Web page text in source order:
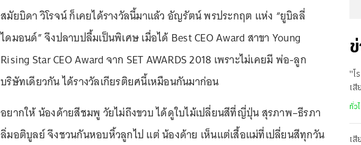
สมัยบิดา วิโรจน์ ก็เคยได้รางวัลนี้มาแล้ว อัญรัตน์ พรประกฤต แห่ง “ยูบิลลี่
ไดมอนด์” จึงปลาบปลื้มเป็นพิเศษ เมื่อได้ Best CEO Award สาขา Young
Rising Star CEO Award จาก SET AWARDS 2018 เพราะไม่เคยมี พ่อ-ลูก
บริษัทเดียวกัน ได้รางวัลเกียรติยศนี้เหมือนกันมาก่อน
อยากให้ น้องด้ายสีชมพู วัยไม่ถึงขวบ ได้ดูใบไม้เปลี่ยนสีที่ญี่ปุ่น สุรภาพ–ธีรภา
ลิ่มอติบูลย์ จึงชวนกันหอบหิ้วลูกไป แต่ น้องด้าย เห็นแต่เสื้อแม่ที่เปลี่ยนสีทุกวัน
"โ
เสี
ช่
ทั่ว
เสี